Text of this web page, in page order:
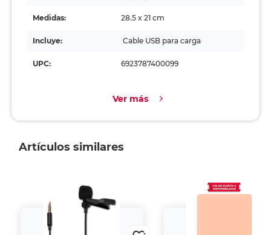
Medidas: 28.5 x 21 cm
Incluye: Cable USB para carga
UPC: 6923787400099
Ver más
Artículos similares